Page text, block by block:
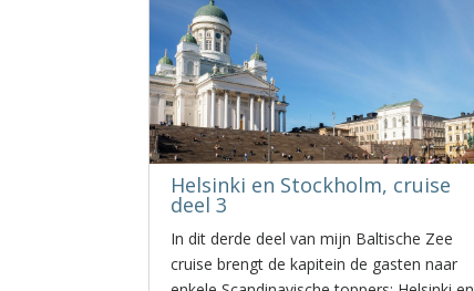
Helsinki en Stockholm, cruise
deel 3
In dit derde deel van mijn Baltische Zee
cruise brengt de kapitein de gasten naar